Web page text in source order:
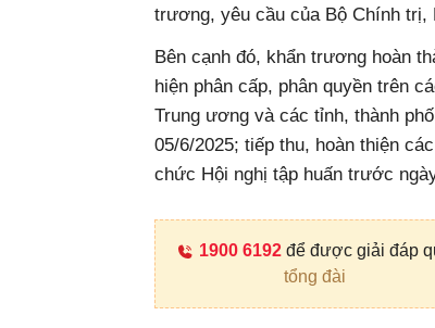
trương, yêu cầu của Bộ Chính
Bên cạnh đó, khẩn trương hoàn
hiện phân cấp, phân quyền trên
Trung ương và các tỉnh, thành
05/6/2025; tiếp thu, hoàn thiện
chức Hội nghị tập huấn trước
1900 6192 để được giải đáp
tổng đài